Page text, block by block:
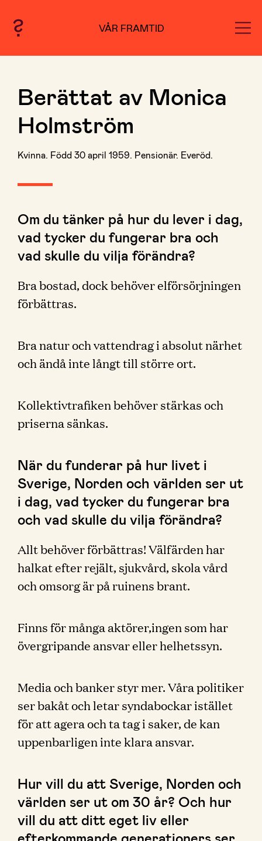
VÅR FRAMTID
Berättat av Monica
Holmström
Kvinna. Född 30 april 1959. Pensionär. Everöd.
Om du tänker på hur du lever i dag,
vad tycker du fungerar bra och
vad skulle du vilja förändra?
Bra bostad, dock behöver elförsörjningen
förbättras.
Bra natur och vattendrag i absolut närhet
och ändå inte långt till större ort.
Kollektivtrafiken behöver stärkas och
priserna sänkas.
När du funderar på hur livet i
Sverige, Norden och världen ser ut
i dag, vad tycker du fungerar bra
och vad skulle du vilja förändra?
Allt behöver förbättras! Välfärden har
halkat efter rejält, sjukvård, skola vård
och omsorg är på ruinens brant.
Finns för många aktörer,ingen som har
övergripande ansvar eller helhetssyn.
Media och banker styr mer. Våra politiker
ser bakåt och letar syndabockar istället
för att agera och ta tag i saker, de kan
uppenbarligen inte klara ansvar.
Hur vill du att Sverige, Norden och
världen ser ut om 30 år? Och hur
vill du att ditt eget liv eller